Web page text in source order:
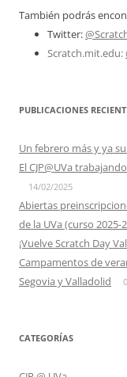
También podrás
Twitter:
Scratch.mit.edu:
PUBLICACIONES
Un febrero más y ya
El CJP@UVa
14/02/2025
Abiertas
de la UVa (curso 2025-
¡Vuelve Scratch Day
Campamentos de
Segovia y Valladolid
CATEGORÍAS